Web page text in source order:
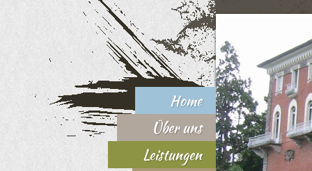
Home
Über uns
Leistungen